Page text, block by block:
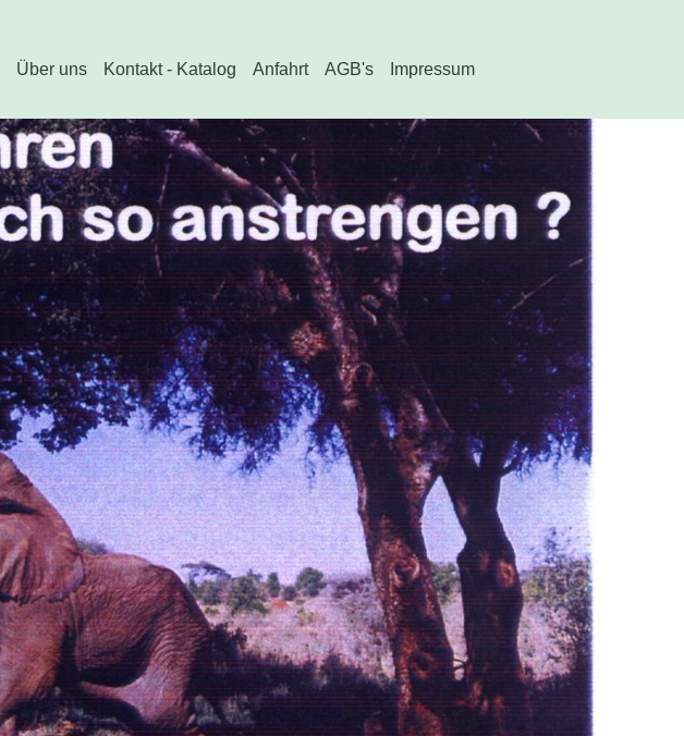
Über uns Kontakt - Katalog Anfahrt AGB's Impressum